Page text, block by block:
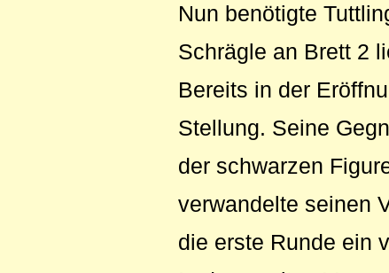
Nun benötigte
Schrägle an Brett 2
Bereits in der
Stellung. Seine
der schwarzen
verwandelte seinen
die erste Runde ein